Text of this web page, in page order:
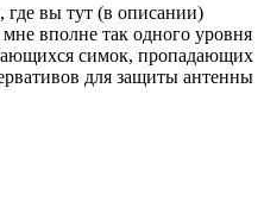
где вы тут (в описании)
вполне так одного уровня
симок, пропадающих
для защиты антенны